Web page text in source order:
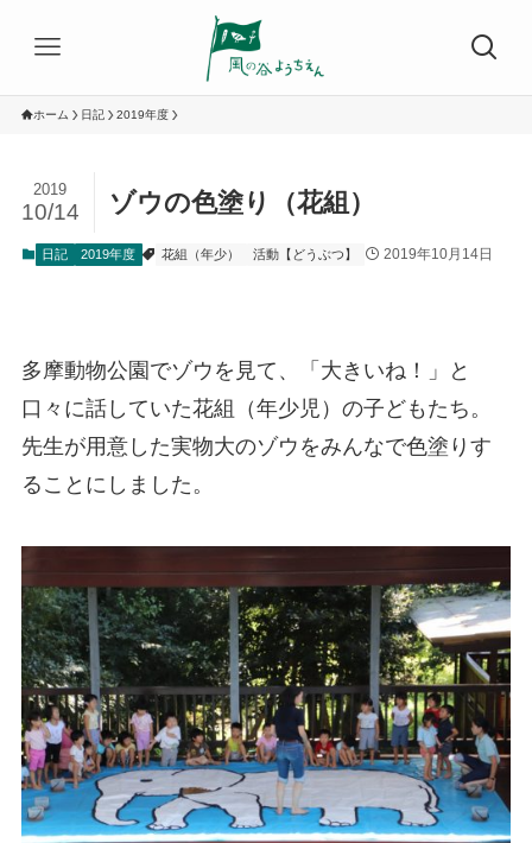
ホーム 日記 2019年度
ゾウの色塗り（花組）
2019
10/14
日記 2019年度 花組（年少） 活動【どうぶつ】 2019年10月14日
多摩動物公園でゾウを見て、「大きいね！」と
口々に話していた花組（年少児）の子どもたち。
先生が用意した実物大のゾウをみんなで色塗りす
ることにしました。